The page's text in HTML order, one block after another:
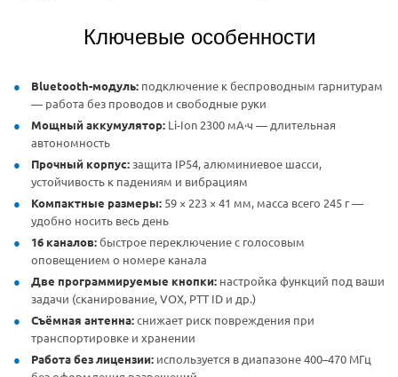
Ключевые особенности
Bluetooth-модуль: подключение к беспроводным гарнитурам
— работа без проводов и свободные руки
Мощный аккумулятор: Li-Ion 2300 мА·ч — длительная
автономность
Прочный корпус:защита IP54, алюминиевое шасси,
устойчивость к падениям и вибрациям
Компактные размеры: 59 × 223 × 41 мм, масса всего 245 г —
удобно носить весь день
16 каналов:быстрое переключение с голосовым
оповещением о номере канала
Две программируемые кнопки: настройка функций под ваши
задачи (сканирование, VOX, PTT ID и др.)
Съёмная антенна:снижает риск повреждения при
транспортировке и хранении
Работа без лицензии: используется в диапазоне 400–470 МГц